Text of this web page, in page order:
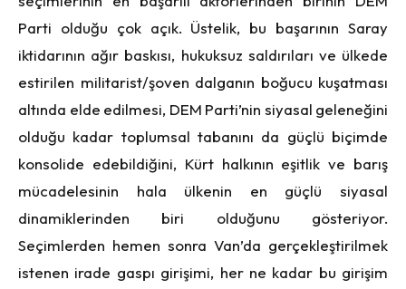
Parti olduğu çok açık. Üstelik, bu başarının Saray
iktidarının ağır baskısı, hukuksuz saldırıları ve ülkede
estirilen militarist/şoven dalganın boğucu kuşatması
altında elde edilmesi, DEM Parti’nin siyasal geleneğini
olduğu kadar toplumsal tabanını da güçlü biçimde
konsolide edebildiğini, Kürt halkının eşitlik ve barış
mücadelesinin hala ülkenin en güçlü siyasal
dinamiklerinden biri olduğunu gösteriyor.
Seçimlerden hemen sonra Van’da gerçekleştirilmek
istenen irade gaspı girişimi, her ne kadar bu girişim